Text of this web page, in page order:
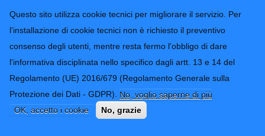
Questo sito utilizza cookie tecnici per migliorare il servizio. Per
l'installazione di cookie tecnici non è richiesto il preventivo
consenso degli utenti, mentre resta fermo l'obbligo di dare
l'informativa disciplinata nello specifico dagli artt. 13 e 14 del
Regolamento (UE) 2016/679 (Regolamento Generale sulla
Protezione dei Dati - GDPR). No, voglio saperne di più
OK, accetto i cookie
No, grazie
Provincia di
Imperia
CONTATTI-URP
TRASPARENZA
Form di ricerca
servizio di m.o. aree verdi di
pertinenza stabili extrascolastici -